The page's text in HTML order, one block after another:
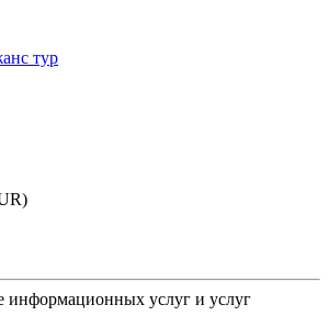
тур
информационных услуг и услуг